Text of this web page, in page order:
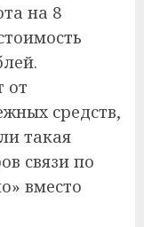
на 8
от
средств,
такая
связи по
вместо